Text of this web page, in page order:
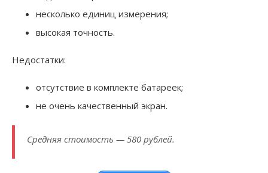
несколько единиц измерения;
высокая точность.
Недостатки:
отсутствие в комплекте батареек;
не очень качественный экран.
Средняя стоимость — 580 рублей.